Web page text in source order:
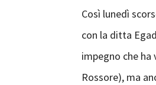
Così lunedì
con la ditta
impegno che ha
Rossore), ma